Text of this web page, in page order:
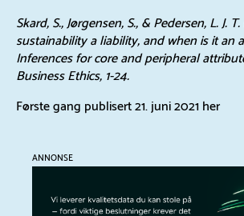
Skard, S., Jørgensen, S., & Pedersen, L. J.
sustainability a liability, and when is it an
Inferences for core and peripheral
Business Ethics, 1-24.
Første gang publisert 21. juni 2021 her
ANNONSE